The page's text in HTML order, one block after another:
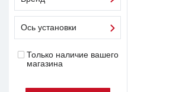
Ось установки
Только наличие вашего
магазина